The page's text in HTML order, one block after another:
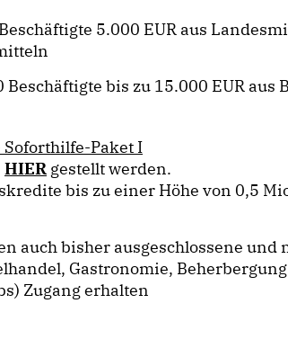
5.000 EUR aus
bis zu 15.000 EUR aus
Paket I
HIER gestellt werden.
bis zu einer Höhe von 0,5
auch bisher ausgeschlossene und
Gastronomie,
Zugang erhalten